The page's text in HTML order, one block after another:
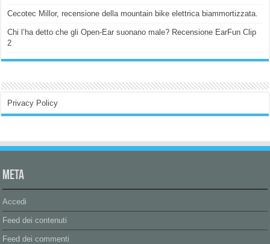
Cecotec Millor, recensione della mountain bike elettrica biammortizzata.
Chi l’ha detto che gli Open-Ear suonano male? Recensione EarFun Clip
2
Privacy Policy
Meta
Accedi
Feed dei contenuti
Feed dei commenti